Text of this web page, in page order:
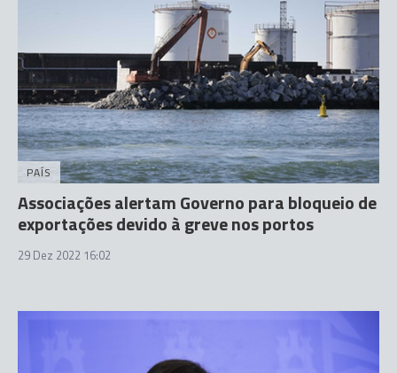
PAÍS
Associações alertam Governo para bloqueio de
exportações devido à greve nos portos
29 Dez 2022 16:02